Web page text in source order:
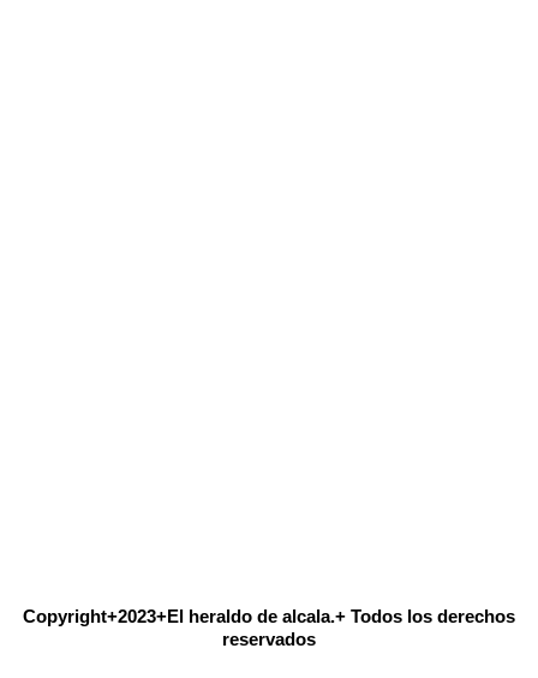
Copyright+2023+El heraldo de alcala.+ Todos los derechos
reservados